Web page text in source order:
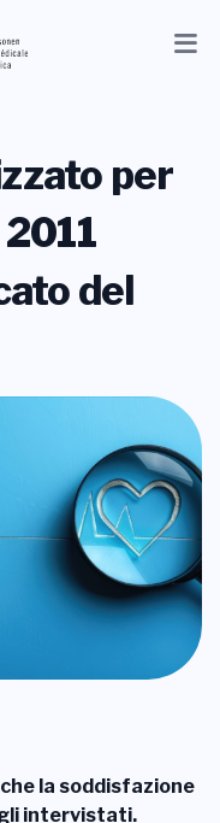
per
del
la soddisfazione
intervistati.